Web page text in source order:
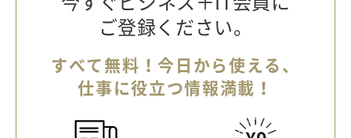
ご登録ください。
すべて無料！今日から使える、
仕事に役立つ情報満載！